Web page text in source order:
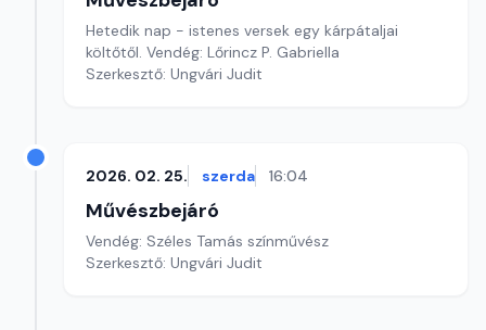
Hetedik nap - istenes versek egy kárpátaljai
költőtől. Vendég: Lőrincz P. Gabriella
Szerkesztő: Ungvári Judit
2026. 02. 25. szerda 16:04
Művészbejáró
Vendég: Széles Tamás színművész
Szerkesztő: Ungvári Judit